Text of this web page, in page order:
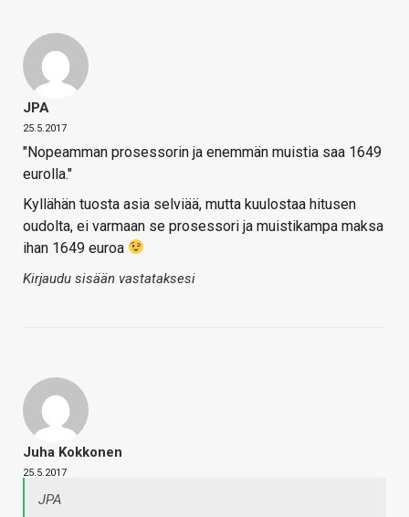
JPA
25.5.2017
"Nopeamman prosessorin ja enemmän muistia saa 1649
eurolla."
Kyllähän tuosta asia selviää, mutta kuulostaa hitusen
oudolta, ei varmaan se prosessori ja muistikampa maksa
ihan 1649 euroa
Kirjaudu sisään vastataksesi
Juha Kokkonen
25.5.2017
JPA